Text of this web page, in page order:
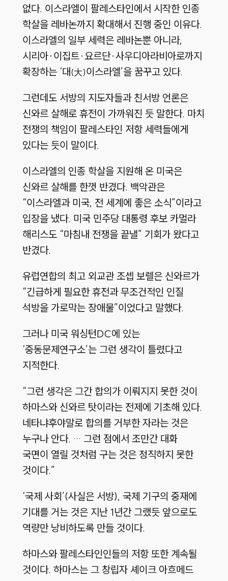
없다. 이스라엘이 팔레스타인에서 시작한 인종
학살을 레바논까지 확대해서 진행 중인 이유다.
이스라엘의 일부 세력은 레바논뿐 아니라,
시리아· 이집트·요르단·사우디아라비아로까지
확장하는 ‘대(大)이스라엘’을 꿈꾸고 있다.
그런데도 서방의 지도자들과 친서방 언론은
신와르 살해로 휴전이 가까워진 듯 말한다. 마치
전쟁의 책임이 팔레스타인 저항 세력들에게
있다는 듯이 말이다.
이스라엘의 인종 학살을 지원해 온 미국은
신와르 살해를 한껏 반겼다. 백악관은
“이스라엘과 미국, 전 세계에 좋은 소식”이라고
입장을 냈다. 미국 민주당 대통령 후보 카멀라
해리스도 “마침내 전쟁을 끝낼” 기회가 왔다고
반겼다.
유럽연합의 최고 외교관 조셉 보렐은 신와르가
“긴급하게 필요한 휴전과 무조건적인 인질
석방을 가로막는 장애물”이었다고 말했다.
그러나 미국 워싱턴DC에 있는
‘중동문제연구소’는 그런 생각이 틀렸다고
지적한다.
“그런 생각은 그간 합의가 이뤄지지 못한 것이
하마스와 신와르 탓이라는 전제에 기초해 있다.
네타냐후야말로 합의를 거부한 자라는 것은
누구나 안다. … 그런 점에서 조만간 대화
국면이 열릴 것처럼 구는 것은 정직하지 못한
것이다.”
‘국제 사회’(사실은 서방), 국제 기구의 중재에
기대를 거는 것은 지난 1년간 그랬듯 앞으로도
역량만 낭비하도록 만들 것이다.
하마스와 팔레스타인인들의 저항 또한 계속될
것이다. 하마스는 그 창립자 셰이크 아흐메드